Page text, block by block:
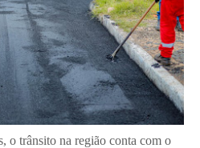
o trânsito na região conta com o